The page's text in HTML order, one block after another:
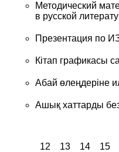
Методический
в русской
Презентация по
Кітап графикасы
Абай өлеңдеріне
Ашық хаттарды
12 13 14 15